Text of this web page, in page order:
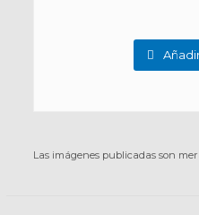
Las imágenes publicadas son